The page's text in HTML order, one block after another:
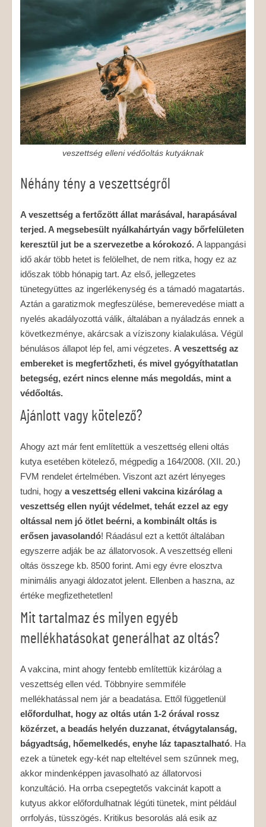
veszettség elleni védőoltás kutyáknak
Néhány tény a veszettségről
A veszettség a fertőzött állat marásával, harapásával
terjed. A megsebesült nyálkahártyán vagy bőrfelületen
keresztül jut be a szervezetbe a kórokozó. A lappangási
idő akár több hetet is felölelhet, de nem ritka, hogy ez az
időszak több hónapig tart. Az első, jellegzetes
tünetegyüttes az ingerlékenység és a támadó magatartás.
Aztán a garatizmok megfeszülése, bemerevedése miatt a
nyelés akadályozottá válik, általában a nyáladzás ennek a
következménye, akárcsak a víziszony kialakulása. Végül
bénulásos állapot lép fel, ami végzetes. A veszettség az
embereket is megfertőzheti, és mivel gyógyíthatatlan
betegség, ezért nincs elenne más megoldás, mint a
védőoltás.
Ajánlott vagy kötelező?
Ahogy azt már fent említettük a veszettség elleni oltás
kutya esetében kötelező, mégpedig a 164/2008. (XII. 20.)
FVM rendelet értelmében. Viszont azt azért lényeges
tudni, hogy a veszettség elleni vakcina kizárólag a
veszettség ellen nyújt védelmet, tehát ezzel az egy
oltással nem jó ötlet beérni, a kombinált oltás is
erősen javasolandó! Ráadásul ezt a kettőt általában
egyszerre adják be az állatorvosok. A veszettség elleni
oltás összege kb. 8500 forint. Ami egy évre elosztva
minimális anyagi áldozatot jelent. Ellenben a haszna, az
értéke megfizethetetlen!
Mit tartalmaz és milyen egyéb
mellékhatásokat generálhat az oltás?
A vakcina, mint ahogy fentebb említettük kizárólag a
veszettség ellen véd. Többnyire semmiféle
mellékhatással nem jár a beadatása. Ettől függetlenül
előfordulhat, hogy az oltás után 1-2 órával rossz
közérzet, a beadás helyén duzzanat, étvágytalanság,
bágyadtság, hőemelkedés, enyhe láz tapasztalható. Ha
ezek a tünetek egy-két nap elteltével sem szűnnek meg,
akkor mindenképpen javasolható az állatorvosi
konzultáció. Ha orrba csepegtetős vakcinát kapott a
kutyus akkor előfordulhatnak légúti tünetek, mint például
orrfolyás, tüsszögés. Kritikus besorolás alá esik az